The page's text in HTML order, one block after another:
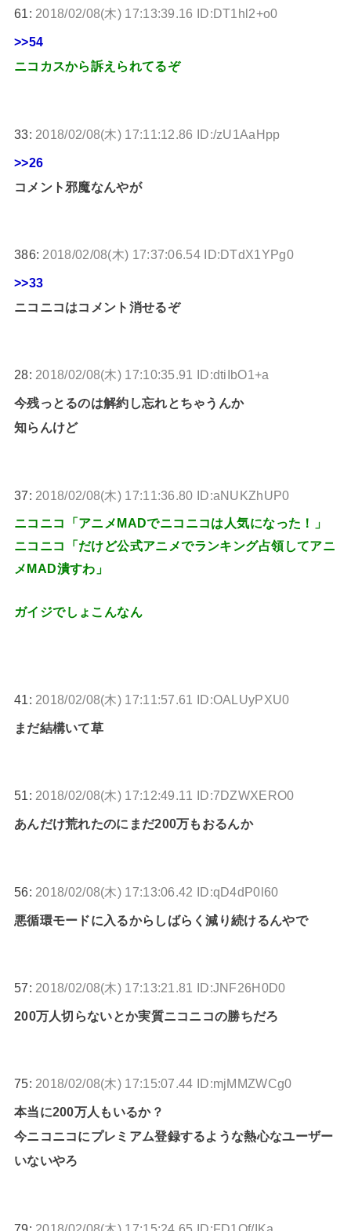
61: 2018/02/08(木) 17:13:39.16 ID:DT1hl2+o0
>>54
ニコカスから訴えられてるぞ
33: 2018/02/08(木) 17:11:12.86 ID:/zU1AaHpp
>>26
コメント邪魔なんやが
386: 2018/02/08(木) 17:37:06.54 ID:DTdX1YPg0
>>33
ニコニコはコメント消せるぞ
28: 2018/02/08(木) 17:10:35.91 ID:dtiIbO1+a
今残っとるのは解約し忘れとちゃうんか
知らんけど
37: 2018/02/08(木) 17:11:36.80 ID:aNUKZhUP0
ニコニコ「アニメMADでニコニコは人気になった！」
ニコニコ「だけど公式アニメでランキング占領してアニ
メMAD潰すわ」
ガイジでしょこんなん
41: 2018/02/08(木) 17:11:57.61 ID:OALUyPXU0
まだ結構いて草
51: 2018/02/08(木) 17:12:49.11 ID:7DZWXERO0
あんだけ荒れたのにまだ200万もおるんか
56: 2018/02/08(木) 17:13:06.42 ID:qD4dP0l60
悪循環モードに入るからしばらく減り続けるんやで
57: 2018/02/08(木) 17:13:21.81 ID:JNF26H0D0
200万人切らないとか実質ニコニコの勝ちだろ
75: 2018/02/08(木) 17:15:07.44 ID:mjMMZWCg0
本当に200万人もいるか？
今ニコニコにプレミアム登録するような熱心なユーザー
いないやろ